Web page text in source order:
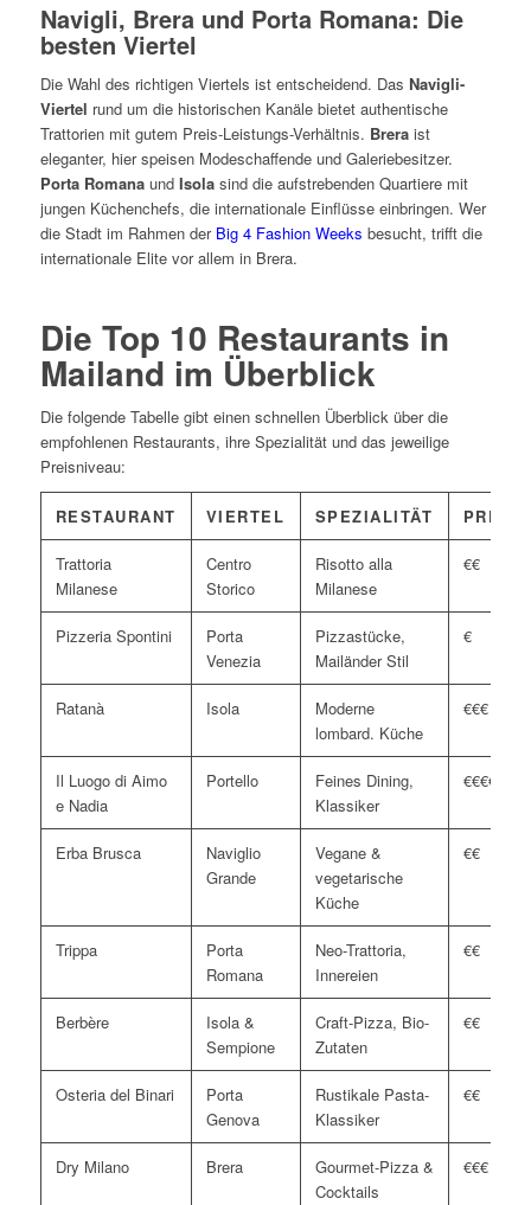
Navigli, Brera und Porta Romana: Die
besten Viertel
Die Wahl des richtigen Viertels ist entscheidend. Das Navigli-
Viertel rund um die historischen Kanäle bietet authentische
Trattorien mit gutem Preis-Leistungs-Verhältnis. Breraist
eleganter, hier speisen Modeschaffende und Galeriebesitzer.
Porta Romanaund Isolasind die aufstrebenden Quartiere mit
jungen Küchenchefs, die internationale Einflüsse einbringen. Wer
die Stadt im Rahmen der Big 4 Fashion Weeks besucht, trifft die
internationale Elite vor allem in Brera.
Die Top 10 Restaurants in
Mailand im Überblick
Die folgende Tabelle gibt einen schnellen Überblick über die
empfohlenen Restaurants, ihre Spezialität und das jeweilige
Preisniveau:
RESTAURANT VIERTEL SPEZIALITÄT
Trattoria
Milanese
Centro
Storico
Risotto alla
Milanese
€€
Pizzeria Spontini
Porta
Venezia
Pizzastücke,
Mailänder Stil
€
Ratanà Isola
Moderne
lombard. Küche
€€€
Il Luogo di Aimo
e Nadia
Portello
Feines Dining,
Klassiker
€€€€
Erba Brusca
Naviglio
Grande
Vegane &
vegetarische
Küche
€€
Trippa
Porta
Romana
Neo-Trattoria,
Innereien
€€
Berbère
Isola &
Sempione
Craft-Pizza, Bio-
Zutaten
€€
Osteria del Binari
Porta
Genova
Rustikale Pasta-
Klassiker
€€
Dry Milano Brera
Gourmet-Pizza &
Cocktails
€€€